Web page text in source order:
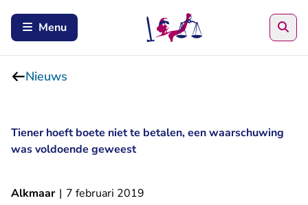
Menu
Nieuws
Tiener hoeft boete niet te betalen, een waarschuwing
was voldoende geweest
Alkmaar | 7 februari 2019